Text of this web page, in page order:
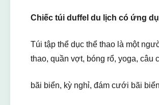
Chiếc túi duffel du lịch có ứng
Túi tập thể dục thể thao là một
thao, quần vợt, bóng rổ, yoga, câu
bãi biển, kỳ nghỉ, đám cưới bãi